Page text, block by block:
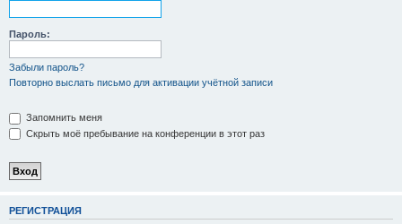
Пароль:
Забыли пароль?
Повторно выслать письмо для активации учётной записи
Запомнить меня
Скрыть моё пребывание на конференции в этот раз
РЕГИСТРАЦИЯ